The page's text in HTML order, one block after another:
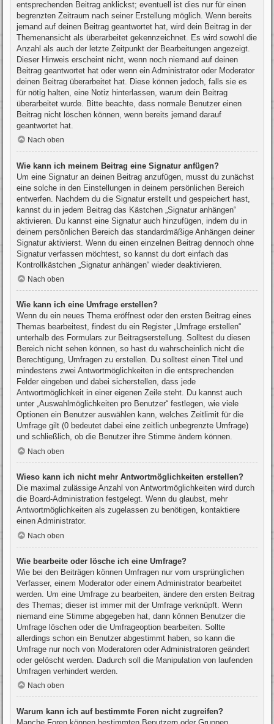
entsprechenden Beitrag anklickst; eventuell ist dies nur für einen
begrenzten Zeitraum nach seiner Erstellung möglich. Wenn bereits
jemand auf deinen Beitrag geantwortet hat, wird dein Beitrag in der
Themenansicht als überarbeitet gekennzeichnet. Es wird sowohl die
Anzahl als auch der letzte Zeitpunkt der Bearbeitungen angezeigt.
Dieser Hinweis erscheint nicht, wenn noch niemand auf deinen
Beitrag geantwortet hat oder wenn ein Administrator oder Moderator
deinen Beitrag überarbeitet hat. Diese können jedoch, falls sie es
für nötig halten, eine Notiz hinterlassen, warum dein Beitrag
überarbeitet wurde. Bitte beachte, dass normale Benutzer einen
Beitrag nicht löschen können, wenn bereits jemand darauf
geantwortet hat.
Nach oben
Wie kann ich meinem Beitrag eine Signatur anfügen?
Um eine Signatur an deinen Beitrag anzufügen, musst du zunächst
eine solche in den Einstellungen in deinem persönlichen Bereich
entwerfen. Nachdem du die Signatur erstellt und gespeichert hast,
kannst du in jedem Beitrag das Kästchen „Signatur anhängen“
aktivieren. Du kannst eine Signatur auch hinzufügen, indem du in
deinem persönlichen Bereich das standardmäßige Anhängen deiner
Signatur aktivierst. Wenn du einen einzelnen Beitrag dennoch ohne
Signatur verfassen möchtest, so kannst du dort einfach das
Kontrollkästchen „Signatur anhängen“ wieder deaktivieren.
Nach oben
Wie kann ich eine Umfrage erstellen?
Wenn du ein neues Thema eröffnest oder den ersten Beitrag eines
Themas bearbeitest, findest du ein Register „Umfrage erstellen“
unterhalb des Formulars zur Beitragserstellung. Solltest du diesen
Bereich nicht sehen können, so hast du wahrscheinlich nicht die
Berechtigung, Umfragen zu erstellen. Du solltest einen Titel und
mindestens zwei Antwortmöglichkeiten in die entsprechenden
Felder eingeben und dabei sicherstellen, dass jede
Antwortmöglichkeit in einer eigenen Zeile steht. Du kannst auch
unter „Auswahlmöglichkeiten pro Benutzer“ festlegen, wie viele
Optionen ein Benutzer auswählen kann, welches Zeitlimit für die
Umfrage gilt (0 bedeutet dabei eine zeitlich unbegrenzte Umfrage)
und schließlich, ob die Benutzer ihre Stimme ändern können.
Nach oben
Wieso kann ich nicht mehr Antwortmöglichkeiten erstellen?
Die maximal zulässige Anzahl von Antwortmöglichkeiten wird durch
die Board-Administration festgelegt. Wenn du glaubst, mehr
Antwortmöglichkeiten als zugelassen zu benötigen, kontaktiere
einen Administrator.
Nach oben
Wie bearbeite oder lösche ich eine Umfrage?
Wie bei den Beiträgen können Umfragen nur vom ursprünglichen
Verfasser, einem Moderator oder einem Administrator bearbeitet
werden. Um eine Umfrage zu bearbeiten, ändere den ersten Beitrag
des Themas; dieser ist immer mit der Umfrage verknüpft. Wenn
niemand eine Stimme abgegeben hat, dann können Benutzer die
Umfrage löschen oder die Umfrageoption bearbeiten. Sollte
allerdings schon ein Benutzer abgestimmt haben, so kann die
Umfrage nur noch von Moderatoren oder Administratoren geändert
oder gelöscht werden. Dadurch soll die Manipulation von laufenden
Umfragen verhindert werden.
Nach oben
Warum kann ich auf bestimmte Foren nicht zugreifen?